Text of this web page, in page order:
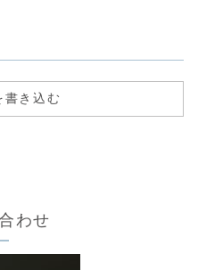
書き込む
わせ